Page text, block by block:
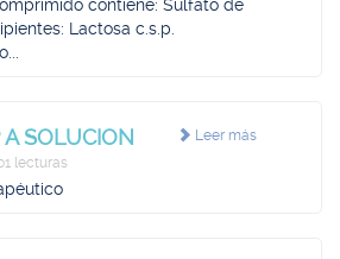
contiene: Sulfato de
Lactosa c.s.p.
Leer más
SOLUCION
lecturas